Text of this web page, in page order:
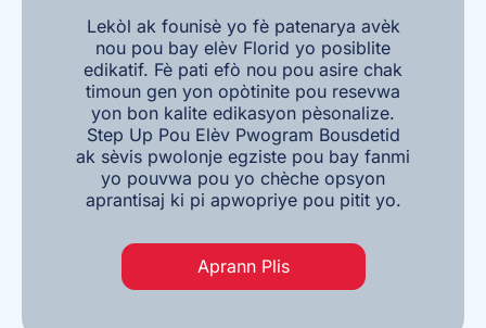
Lekòl ak founisè yo fè patenarya avèk
nou pou bay elèv Florid yo posiblite
edikatif. Fè pati efò nou pou asire chak
timoun gen yon opòtinite pou resevwa
yon bon kalite edikasyon pèsonalize.
Step Up Pou Elèv Pwogram Bousdetid
ak sèvis pwolonje egziste pou bay fanmi
yo pouvwa pou yo chèche opsyon
aprantisaj ki pi apwopriye pou pitit yo.
Aprann Plis